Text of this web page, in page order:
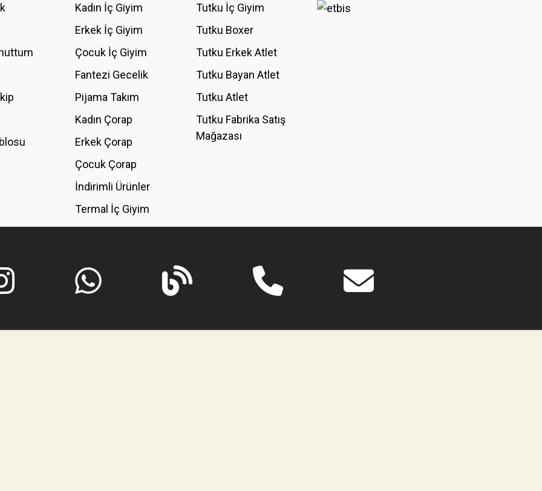
Kadın İç Giyim
Erkek İç Giyim
Çocuk İç Giyim
Fantezi Gecelik
Pijama Takım
Kadın Çorap
Erkek Çorap
Çocuk Çorap
İndirimli Ürünler
Termal İç Giyim
Tutku İç Giyim
Tutku Boxer
Tutku Erkek Atlet
Tutku Bayan Atlet
Tutku Atlet
Tutku Fabrika Satış
Mağazası